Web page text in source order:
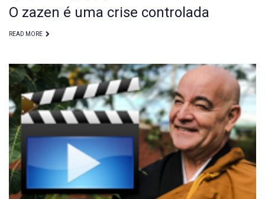
O zazen é uma crise controlada
READ MORE